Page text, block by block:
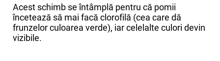
Acest schimb se întâmplă pentru că pomii
încetează să mai facă clorofilă (cea care dă
frunzelor culoarea verde), iar celelalte culori devin
vizibile.